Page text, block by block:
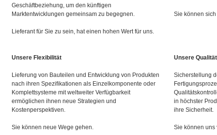
Geschäftbeziehung, um den künftigen
Marktentwicklungen gemeinsam zu begegnen.
Lieferant für Sie zu sein, hat einen hohen Wert für uns.
Sie können
Unsere Flexibilität
Lieferung von Bauteilen und Entwicklung von Produkten
nach ihren Spezifikationen als Einzelkomponente oder
Komplettsysteme mit weltweiter Verfügbarkeit
ermöglichen ihnen neue Strategien und
Kostenperspektiven.
Sie können neue Wege gehen.
Unsere Qualität
Sicherstellung
in höchster
ihre Sicherheit.
Sie können uns